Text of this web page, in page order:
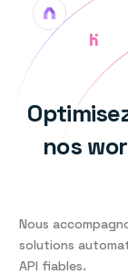
nos
Nous
solutions
API fiables.